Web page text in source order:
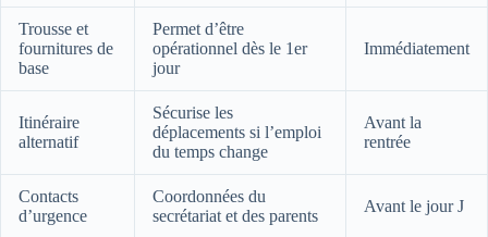
Trousse et
fournitures de
base
Permet d’être
opérationnel dès le 1er
jour
Immédiatement
Itinéraire
alternatif
Sécurise les
déplacements si l’emploi
du temps change
Avant la
rentrée
Contacts
d’urgence
Coordonnées du
secrétariat et des parents
Avant le jour J